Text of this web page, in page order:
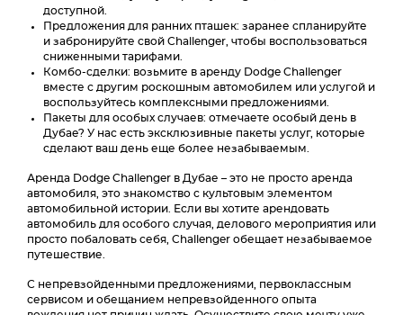
доступной.
Предложения для ранних пташек: заранее спланируйте
и забронируйте свой Challenger, чтобы воспользоваться
сниженными тарифами.
Комбо-сделки: возьмите в аренду Dodge Challenger
вместе с другим роскошным автомобилем или услугой и
воспользуйтесь комплексными предложениями.
Пакеты для особых случаев: отмечаете особый день в
Дубае? У нас есть эксклюзивные пакеты услуг, которые
сделают ваш день еще более незабываемым.
Аренда Dodge Challenger в Дубае – это не просто аренда
автомобиля, это знакомство с культовым элементом
автомобильной истории. Если вы хотите арендовать
автомобиль для особого случая, делового мероприятия или
просто побаловать себя, Challenger обещает незабываемое
путешествие.
С непревзойденными предложениями, первоклассным
сервисом и обещанием непревзойденного опыта